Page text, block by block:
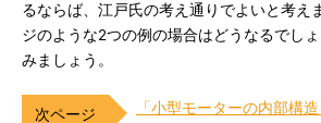
るならば、江戸氏の考え通りでよいと考え
ジのような2つの例の場合はどうなるでし
みましょう。
「小型モーターの内部構